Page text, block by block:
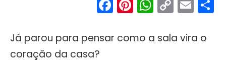
Facebook
Pinterest
Copy
Já parou para pensar como a sala vira o
coração da casa?